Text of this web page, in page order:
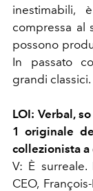
inestimabili,
compressa al
possono
In passato
grandi classici.
LOI: Verbal,
1 originale
collezionista
V: È surreale.
CEO,